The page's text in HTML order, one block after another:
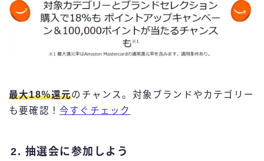
最大18％還元のチャンス。対象ブランドやカテゴリー
も要確認！ 今すぐチェック
2. 抽選会に参加しよう